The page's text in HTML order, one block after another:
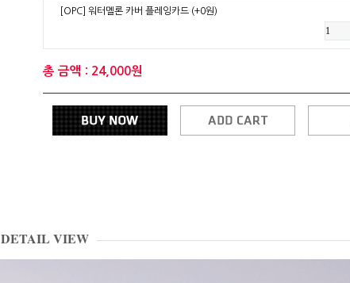
[OPC] 워터멜론 카버 플레잉카드 (+0원)
총 금액 : 24,000원
DETAIL VIEW